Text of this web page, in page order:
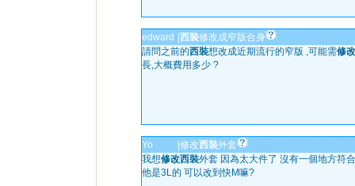
edward 西裝修改成窄版合身
請問之前的西裝想改成近期流行的窄版 ,可能需修改
長,大概費用多少 ?
Yo 修改西裝外套
我想修改西裝外套 因為太大件了 沒有一個地方符
他是3L的 可以改到快M嘛?